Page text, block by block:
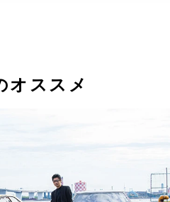
オススメ